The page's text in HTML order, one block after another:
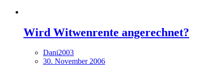
Wird Witwenrente angerechnet?
Dani2003
30. November 2006